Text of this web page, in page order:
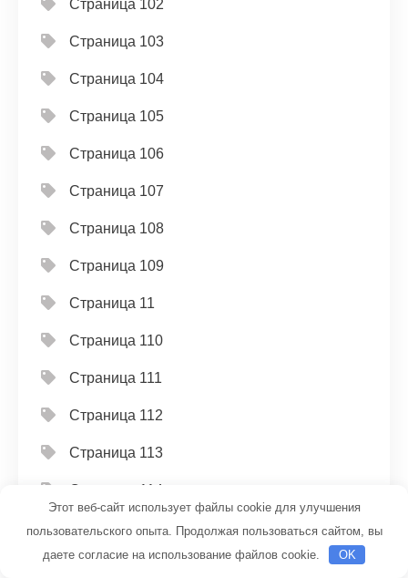
Страница 102
Страница 103
Страница 104
Страница 105
Страница 106
Страница 107
Страница 108
Страница 109
Страница 11
Страница 110
Страница 111
Страница 112
Страница 113
Страница 114
Страница 115
Этот веб-сайт использует файлы cookie для улучшения
пользовательского опыта. Продолжая пользоваться сайтом, вы
даете согласие на использование файлов cookie.
OK